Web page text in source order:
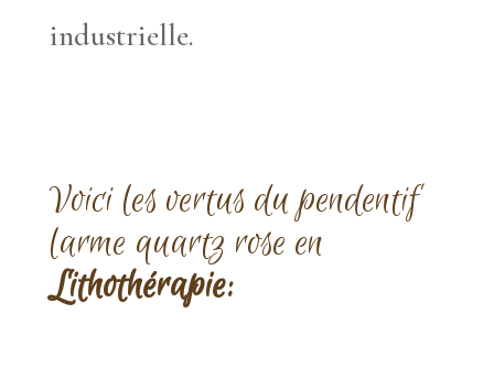
industrielle.
Voici les vertus du pendentif
larme quartz rose en
Lithothérapie: